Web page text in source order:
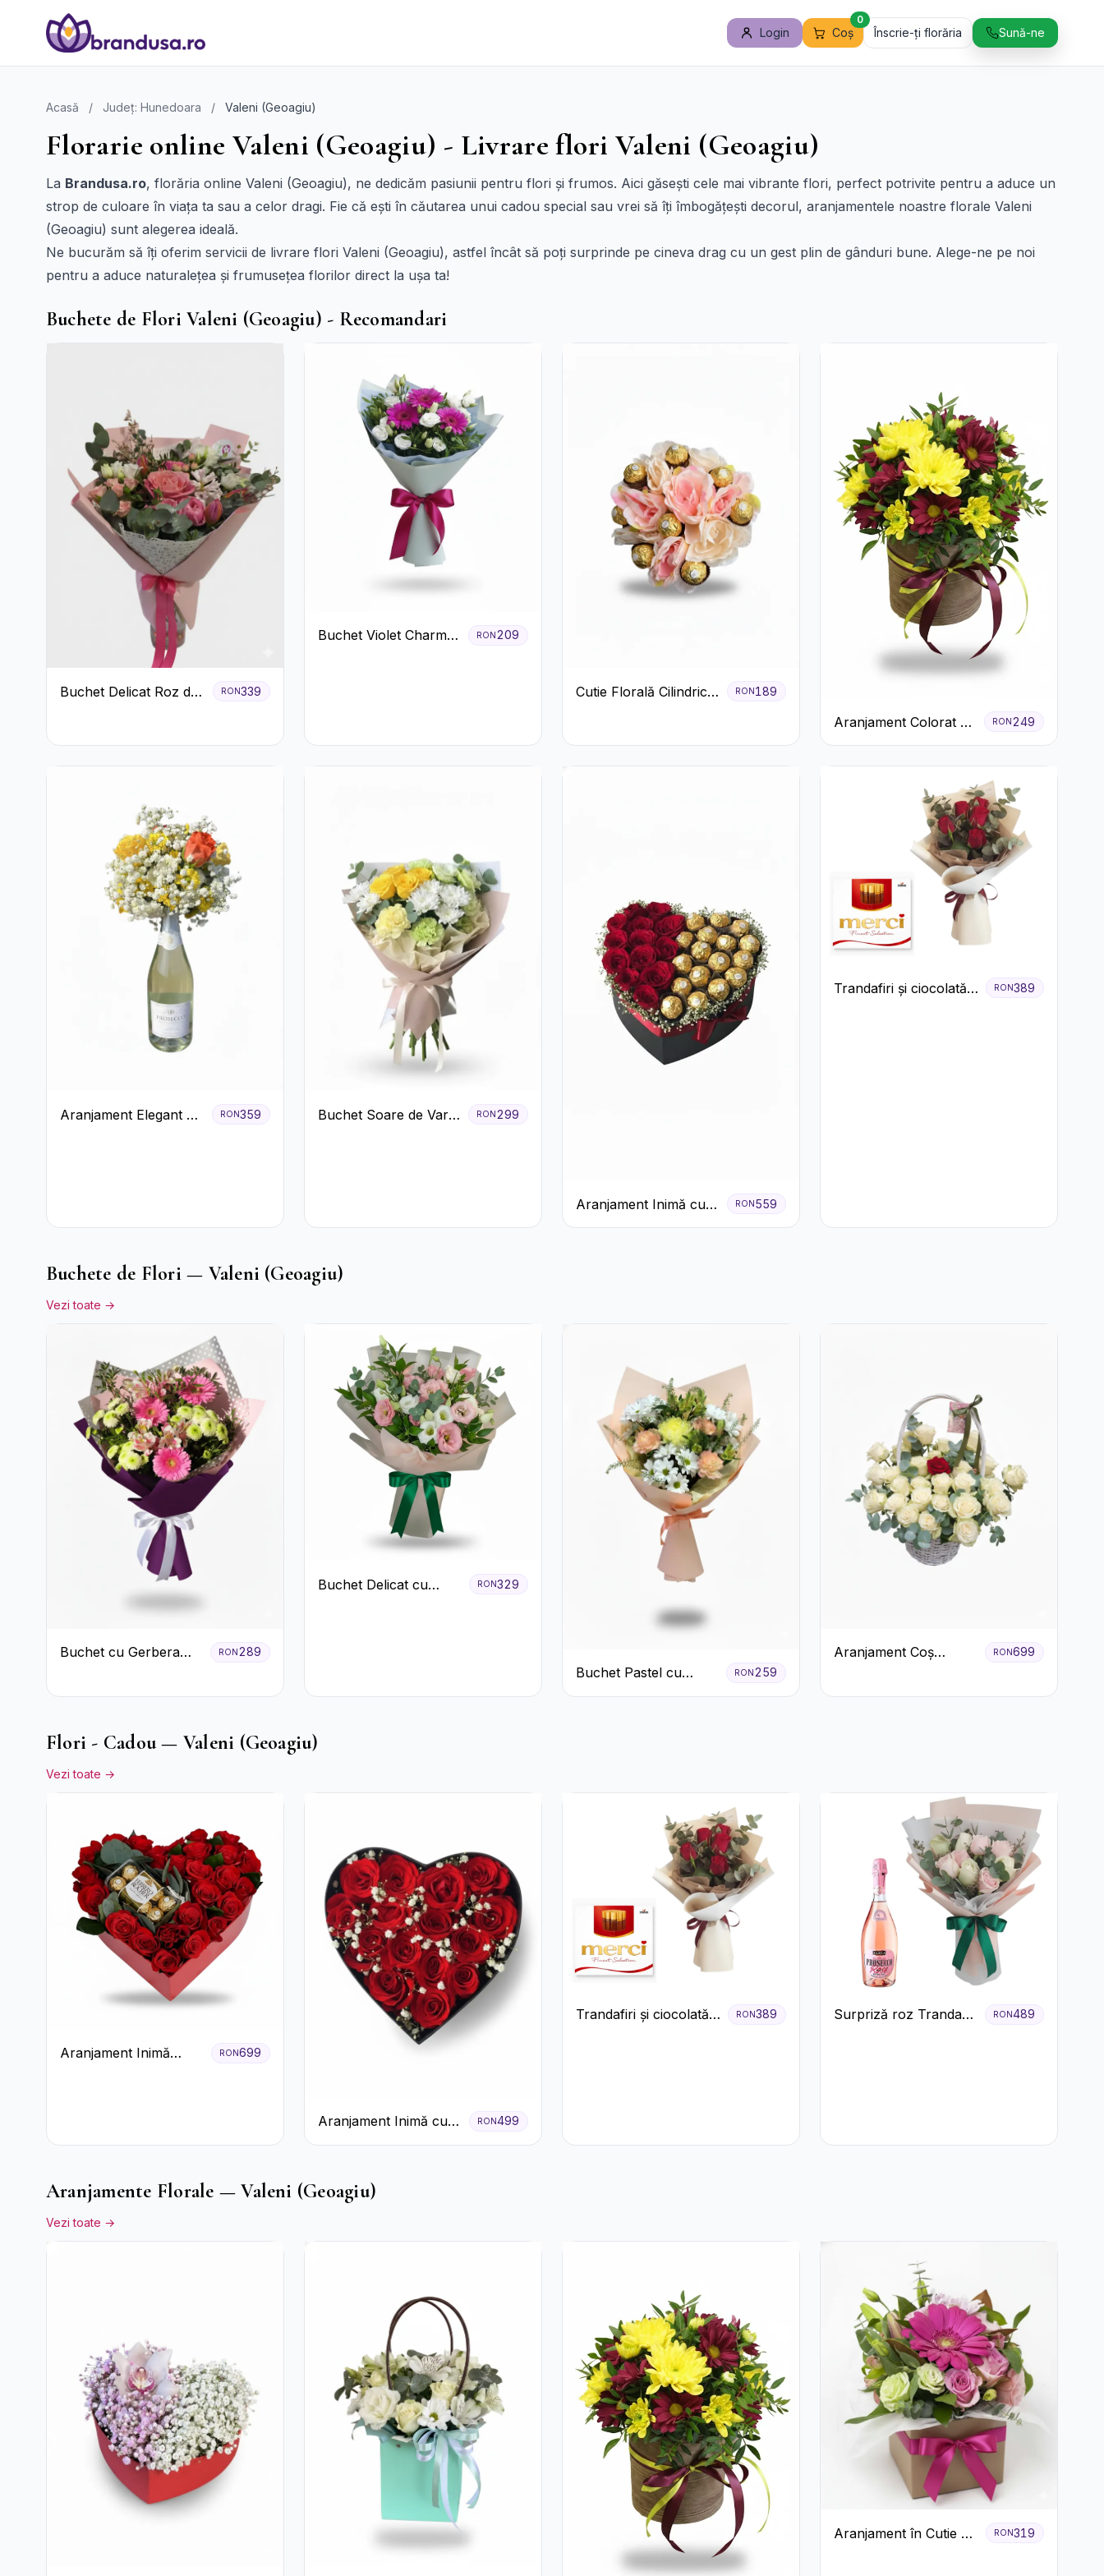
Login Coș
0
Înscrie-ți florăria Sună-ne
Acasă / Județ: Hunedoara / Valeni (Geoagiu)
Florarie online Valeni (Geoagiu) - Livrare flori Valeni (Geoagiu)
La Brandusa.ro, florăria online Valeni (Geoagiu), ne dedicăm pasiunii pentru flori și frumos. Aici găsești cele mai vibrante flori, perfect potrivite pentru a aduce un
strop de culoare în viața ta sau a celor dragi. Fie că ești în căutarea unui cadou special sau vrei să îți îmbogățești decorul, aranjamentele noastre florale Valeni
(Geoagiu) sunt alegerea ideală.
Ne bucurăm să îți oferim servicii de livrare flori Valeni (Geoagiu), astfel încât să poți surprinde pe cineva drag cu un gest plin de gânduri bune. Alege-ne pe noi
pentru a aduce naturalețea și frumusețea florilor direct la ușa ta!
Buchete de Flori Valeni (Geoagiu) - Recomandari
Buchet Delicat Roz de
RON339
Buchet Violet Charm
RON209
Cutie Florală Cilindrică
RON189
Aranjament Colorat cu
Crizanteme în Cutie
RON 249
Aranjament Elegant cu
RON359
Buchet Soare de Vară
RON 299
Aranjament Inimă cu
Trandafiri Roșii și
RON 559
Trandafiri și ciocolată
RON389
Buchete de Flori — Valeni (Geoagiu)
Vezi toate →
Buchet cu Gerbera
RON289
Buchet Delicat cu
RON329
Buchet Pastel cu
Crizanteme și Garoafe
RON259
Aranjament Coș
RON699
Flori - Cadou — Valeni (Geoagiu)
Vezi toate →
Aranjament Inimă
RON699
Aranjament Inimă cu
Trandafiri Roșii și
RON499
Trandafiri și ciocolată
RON389
Surpriză roz Trandafiri
RON489
Aranjamente Florale — Valeni (Geoagiu)
Vezi toate →
Aranjament în Cutie cu
RON319